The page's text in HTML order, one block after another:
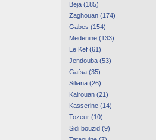
Beja (185)
Zaghouan (174)
Gabes (154)
Medenine (133)
Le Kef (61)
Jendouba (53)
Gafsa (35)
Siliana (26)
Kairouan (21)
Kasserine (14)
Tozeur (10)
Sidi bouzid (9)